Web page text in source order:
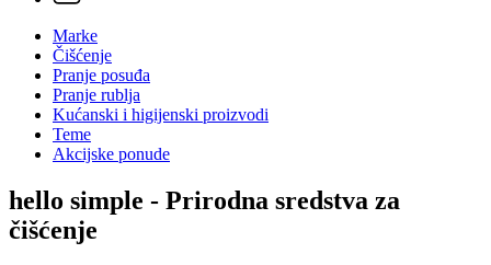
Marke
Čišćenje
Pranje posuđa
Pranje rublja
Kućanski i higijenski proizvodi
Teme
Akcijske ponude
hello simple - Prirodna sredstva za
čišćenje